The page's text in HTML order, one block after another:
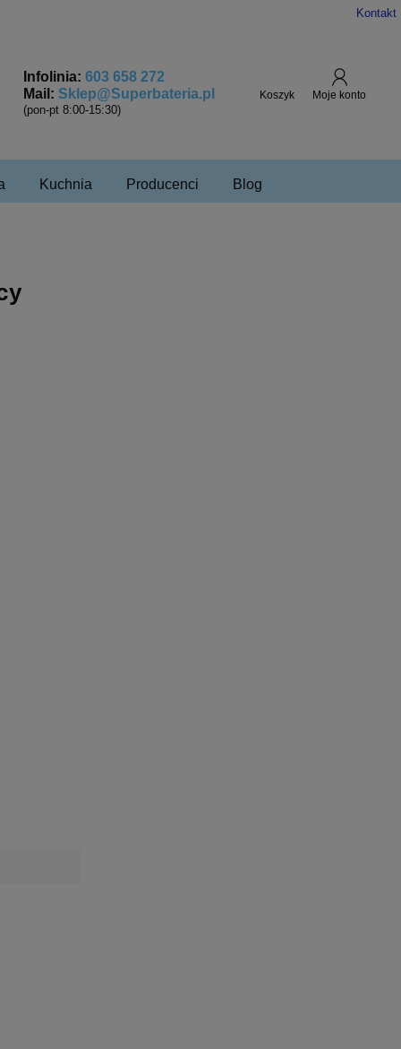
Kontakt
Infolinia: 603 658 272
Mail: Sklep@Superbateria.pl
(pon-pt 8:00-15:30)
Kuchnia Producenci Blog